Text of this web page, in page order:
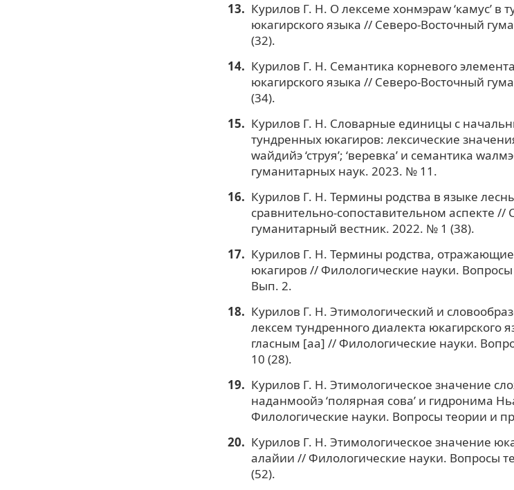
Курилов Г. Н. О лексеме хонмэраw ‘камус’ в
юкагирского языка // Северо-Восточный
(32).
Курилов Г. Н. Семантика корневого
юкагирского языка // Северо-Восточный
(34).
Курилов Г. Н. Словарные единицы с
тундренных юкагиров: лексические
wайдийэ ‘струя’; ‘веревка’ и семантика
гуманитарных наук. 2023. № 11.
Курилов Г. Н. Термины родства в языке
сравнительно-сопоставительном аспекте //
гуманитарный вестник. 2022. № 1 (38).
Курилов Г. Н. Термины родства,
юкагиров // Филологические науки.
Вып. 2.
Курилов Г. Н. Этимологический и
лексем тундренного диалекта юкагирского
гласным [аа] // Филологические науки.
10 (28).
Курилов Г. Н. Этимологическое значение
наданмоойэ ‘полярная сова’ и гидронима
Филологические науки. Вопросы теории и
Курилов Г. Н. Этимологическое значение
алайии // Филологические науки. Вопросы
(52).